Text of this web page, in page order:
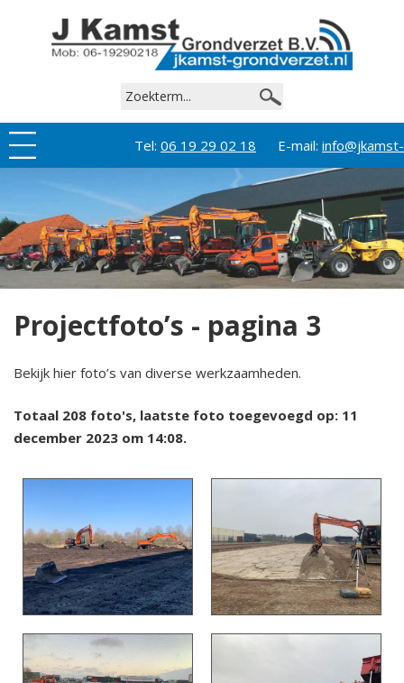
Tel: 06 19 29 02 18 E-mail: info@jkamst-
grondverzet.nl
Projectfoto’s - pagina 3
Bekijk hier foto’s van diverse werkzaamheden.
Totaal 208 foto's, laatste foto toegevoegd op: 11
december 2023 om 14:08.